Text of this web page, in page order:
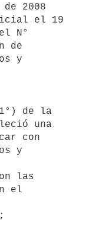
2008
el 19
N°
de
y
1°) de la
una
con
y
las
el